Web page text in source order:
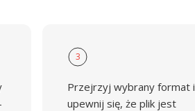
3
Przejrzyj wybrany format i
upewnij się, że plik jest